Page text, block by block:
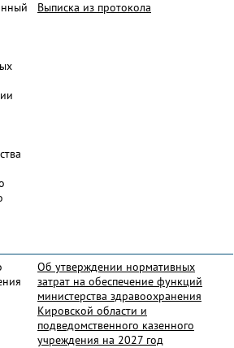
Выписка из протокола
Об утверждении нормативных
затрат на обеспечение функций
министерства здравоохранения
Кировской области и
подведомственного казенного
учреждения на 2027 год